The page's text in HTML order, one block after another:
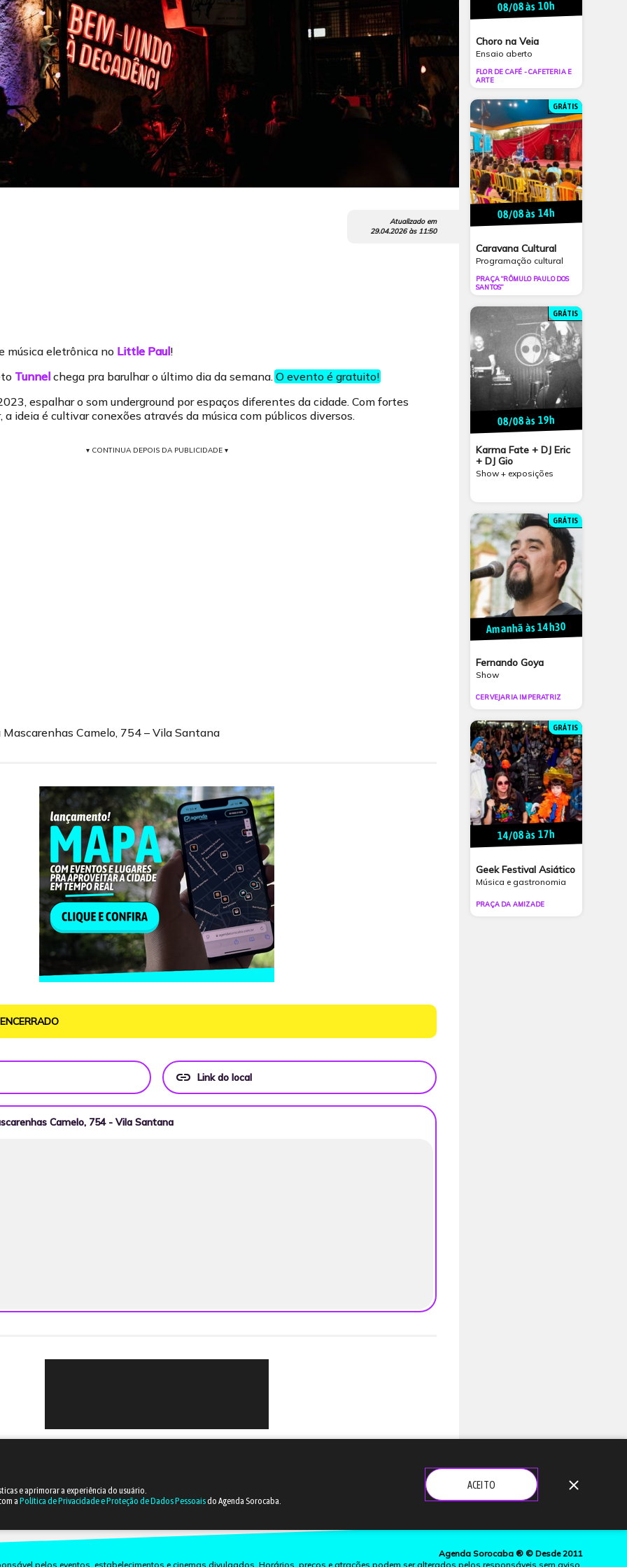
Atualizado em
29.04.2026às 11:50
música eletrônica no Little Paul!
Tunnel chega pra barulhar o último dia da semana. O evento é gratuito!
espalhar o som underground por espaços diferentes da cidade. Com fortes
a ideia é cultivar conexões através da música com públicos diversos.
▾ CONTINUA DEPOIS DA PUBLICIDADE ▾
Camelo, 754 – Vila Santana
link Link do local
Camelo, 754 - Vila Santana
08/08 às 10h
Choro na Veia
Ensaio aberto
FLOR DE CAFÉ - CAFETERIA E
ARTE
GRÁTIS
08/08 às 14h
Caravana Cultural
Programação cultural
PRAÇA “RÔMULO PAULO DOS
SANTOS”
GRÁTIS
08/08 às 19h
Karma Fate + DJ Eric
+ DJ Gio
Show + exposições
GRÁTIS
Amanhã às 14h30
Fernando Goya
Show
CERVEJARIA IMPERATRIZ
GRÁTIS
14/08 às 17h
Geek Festival Asiático
Música e gastronomia
PRAÇA DA AMIZADE
Agenda Sorocaba ® © Desde 2011
pelos eventos, estabelecimentos e cinemas divulgados. Horários, preços e atrações podem ser alterados pelos responsáveis sem aviso.
e aprimorar a experiência do usuário.
a Política de Privacidade e Proteção de Dados Pessoaisdo Agenda Sorocaba.
ACEITO close